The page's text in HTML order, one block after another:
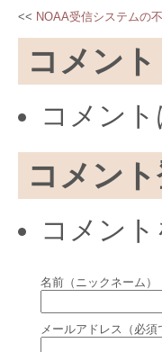
NOAA受信システムの
コメント
コメン
コメン
コメン
名前（ニックネーム）
メールアドレス（必須